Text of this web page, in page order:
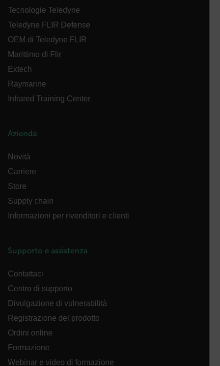
Tecnologie Teledyne
Teledyne FLIR Defense
OEM di Teledyne FLIR
Marittimo di Flir
Extech
Raymarine
Infrared Training Center
Azienda
Novità
Carriere
Store
Supply chain
Informazioni per rivenditori e clienti
Supporto e assistenza
Contattaci
Centro di supporto
Divulgazione di vulnerabilità
Registrazione del prodotto
Ordini online
Formazione
Webinar e video di formazione
I cookie strettamente necessari consentono le
dell"utente e la gestione dell"account. Il sito web
non può essere utilizzato correttamente senza i
cookie strettamente necessari.
CS_FPC
customizerChangeKey
x-ms-cpim-cache|[-
__epiXSRF